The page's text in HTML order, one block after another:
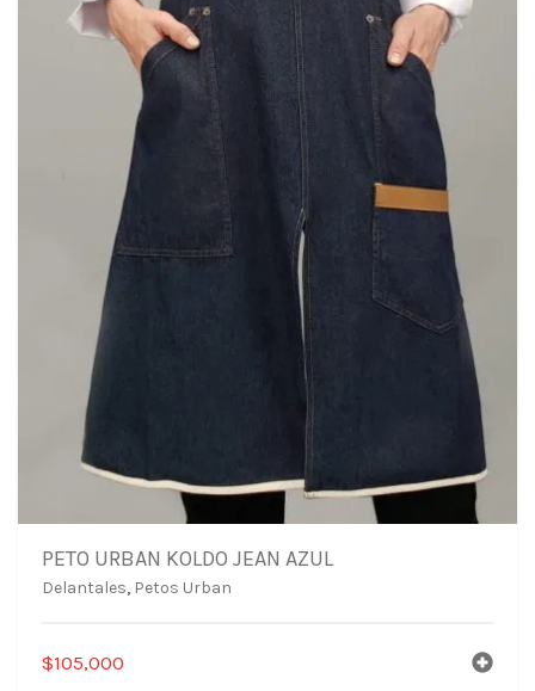
PETO URBAN KOLDO JEAN AZUL
Delantales, Petos Urban
$105,000